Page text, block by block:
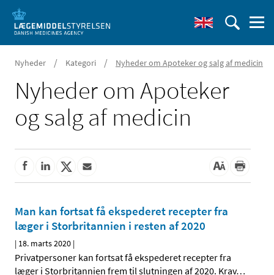
Nyheder / Kategori / Nyheder om Apoteker og salg af medicin
Nyheder om Apoteker
og salg af medicin
Man kan fortsat få ekspederet recepter fra
læger i Storbritannien i resten af 2020
| 18. marts 2020 |
Privatpersoner kan fortsat få ekspederet recepter fra
læger i Storbritannien frem til slutningen af 2020. Krav…